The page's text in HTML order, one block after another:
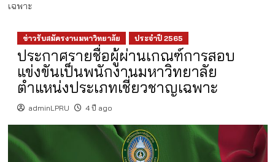
เฉพาะ
ข่าวรับสมัครงานมหาวิทยาลัย ประจำปี 2565
ประกาศรายชื่อผู้ผ่านเกณฑ์การสอบ
แข่งขันเป็นพนักงานมหาวิทยาลัย
ตำแหน่งประเภทเชี่ยวชาญเฉพาะ
adminLPRU 4 ปี ago